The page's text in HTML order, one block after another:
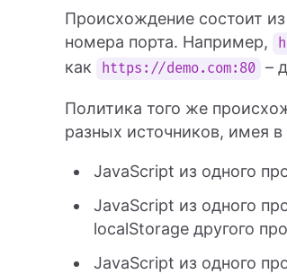
Происхождение состоит
номера порта. Например,
как
https://demo.com:80 –
Политика того же
разных источников, имея в
JavaScript из одного
JavaScript из одного
localStorage другого
JavaScript из одного